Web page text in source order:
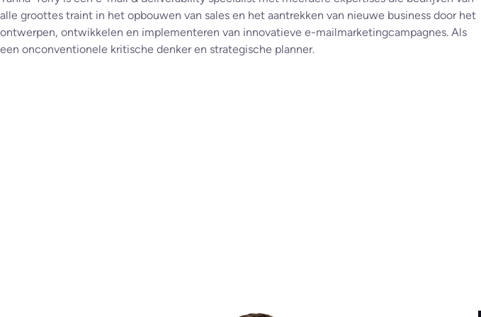
alle groottes traint in het opbouwen van sales en het aantrekken van nieuwe business door het
ontwerpen, ontwikkelen en implementeren van innovatieve e-mailmarketingcampagnes. Als
een onconventionele kritische denker en strategische planner.